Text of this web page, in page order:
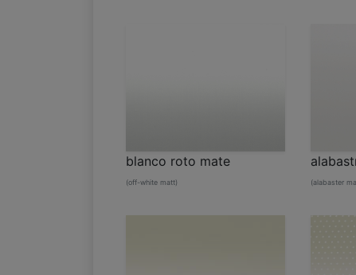
blanco roto mate
(off-white matt) (alabaster